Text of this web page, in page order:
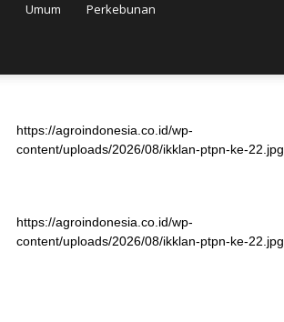
Umum Perkebunan
https://agroindonesia.co.id/wp-
content/uploads/2026/08/ikklan-ptpn-ke-22.jpg
https://agroindonesia.co.id/wp-
content/uploads/2026/08/ikklan-ptpn-ke-22.jpg